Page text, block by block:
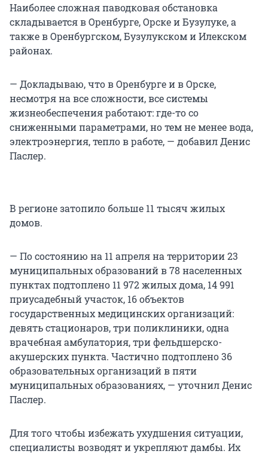
Наиболее сложная паводковая обстановка
складывается в Оренбурге, Орске и Бузулуке, а
также в Оренбургском, Бузулукском и Илекском
районах.
— Докладываю, что в Оренбурге и в Орске,
несмотря на все сложности, все системы
жизнеобеспечения работают: где-то со
сниженными параметрами, но тем не менее вода,
электроэнергия, тепло в работе, — добавил Денис
Паслер.
В регионе затопило больше 11 тысяч жилых
домов.
— По состоянию на 11 апреля на территории 23
муниципальных образований в 78 населенных
пунктах подтоплено 11 972 жилых дома, 14 991
приусадебный участок, 16 объектов
государственных медицинских организаций:
девять стационаров, три поликлиники, одна
врачебная амбулатория, три фельдшерско-
акушерских пункта. Частично подтоплено 36
образовательных организаций в пяти
муниципальных образованиях, — уточнил Денис
Паслер.
Для того чтобы избежать ухудшения ситуации,
специалисты возводят и укрепляют дамбы. Их